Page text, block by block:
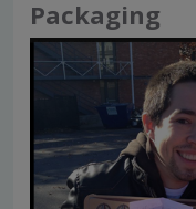
Packaging